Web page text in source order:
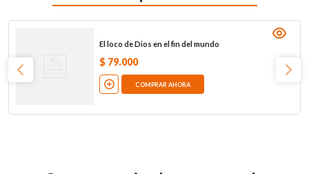
El loco de Dios en el fin del mundo
$ 79.000
COMPRAR AHORA